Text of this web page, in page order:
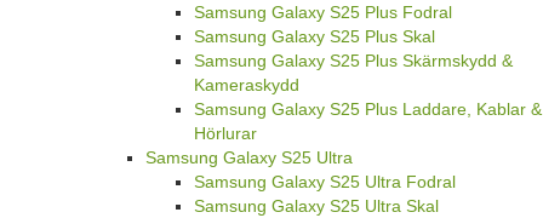
Samsung Galaxy S25 Plus Fodral
Samsung Galaxy S25 Plus Skal
Samsung Galaxy S25 Plus Skärmskydd &
Kameraskydd
Samsung Galaxy S25 Plus Laddare, Kablar &
Hörlurar
Samsung Galaxy S25 Ultra
Samsung Galaxy S25 Ultra Fodral
Samsung Galaxy S25 Ultra Skal